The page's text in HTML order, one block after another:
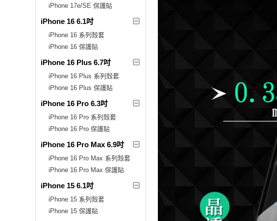
iPhone 17e/SE 保護貼
iPhone 16 6.1吋
iPhone 16 系列殼套
iPhone 16 保護貼
iPhone 16 Plus 6.7吋
iPhone 16 Plus 系列殼套
iPhone 16 Plus 保護貼
iPhone 16 Pro 6.3吋
iPhone 16 Pro 系列殼套
iPhone 16 Pro 保護貼
iPhone 16 Pro Max 6.9吋
iPhone 16 Pro Max 系列殼套
iPhone 16 Pro Max 保護貼
iPhone 15 6.1吋
iPhone 15 系列殼套
iPhone 15 保護貼